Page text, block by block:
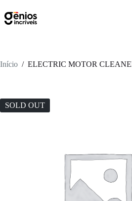
Início / ELECTRIC MOTOR
SOLD OUT